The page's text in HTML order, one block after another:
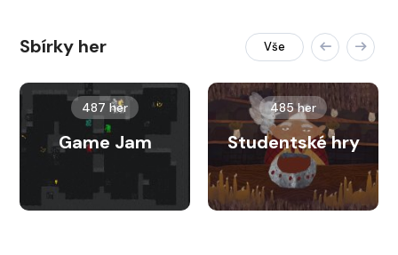
Sbírky her Vše
487 her
Game Jam
485 her
Studentské hry